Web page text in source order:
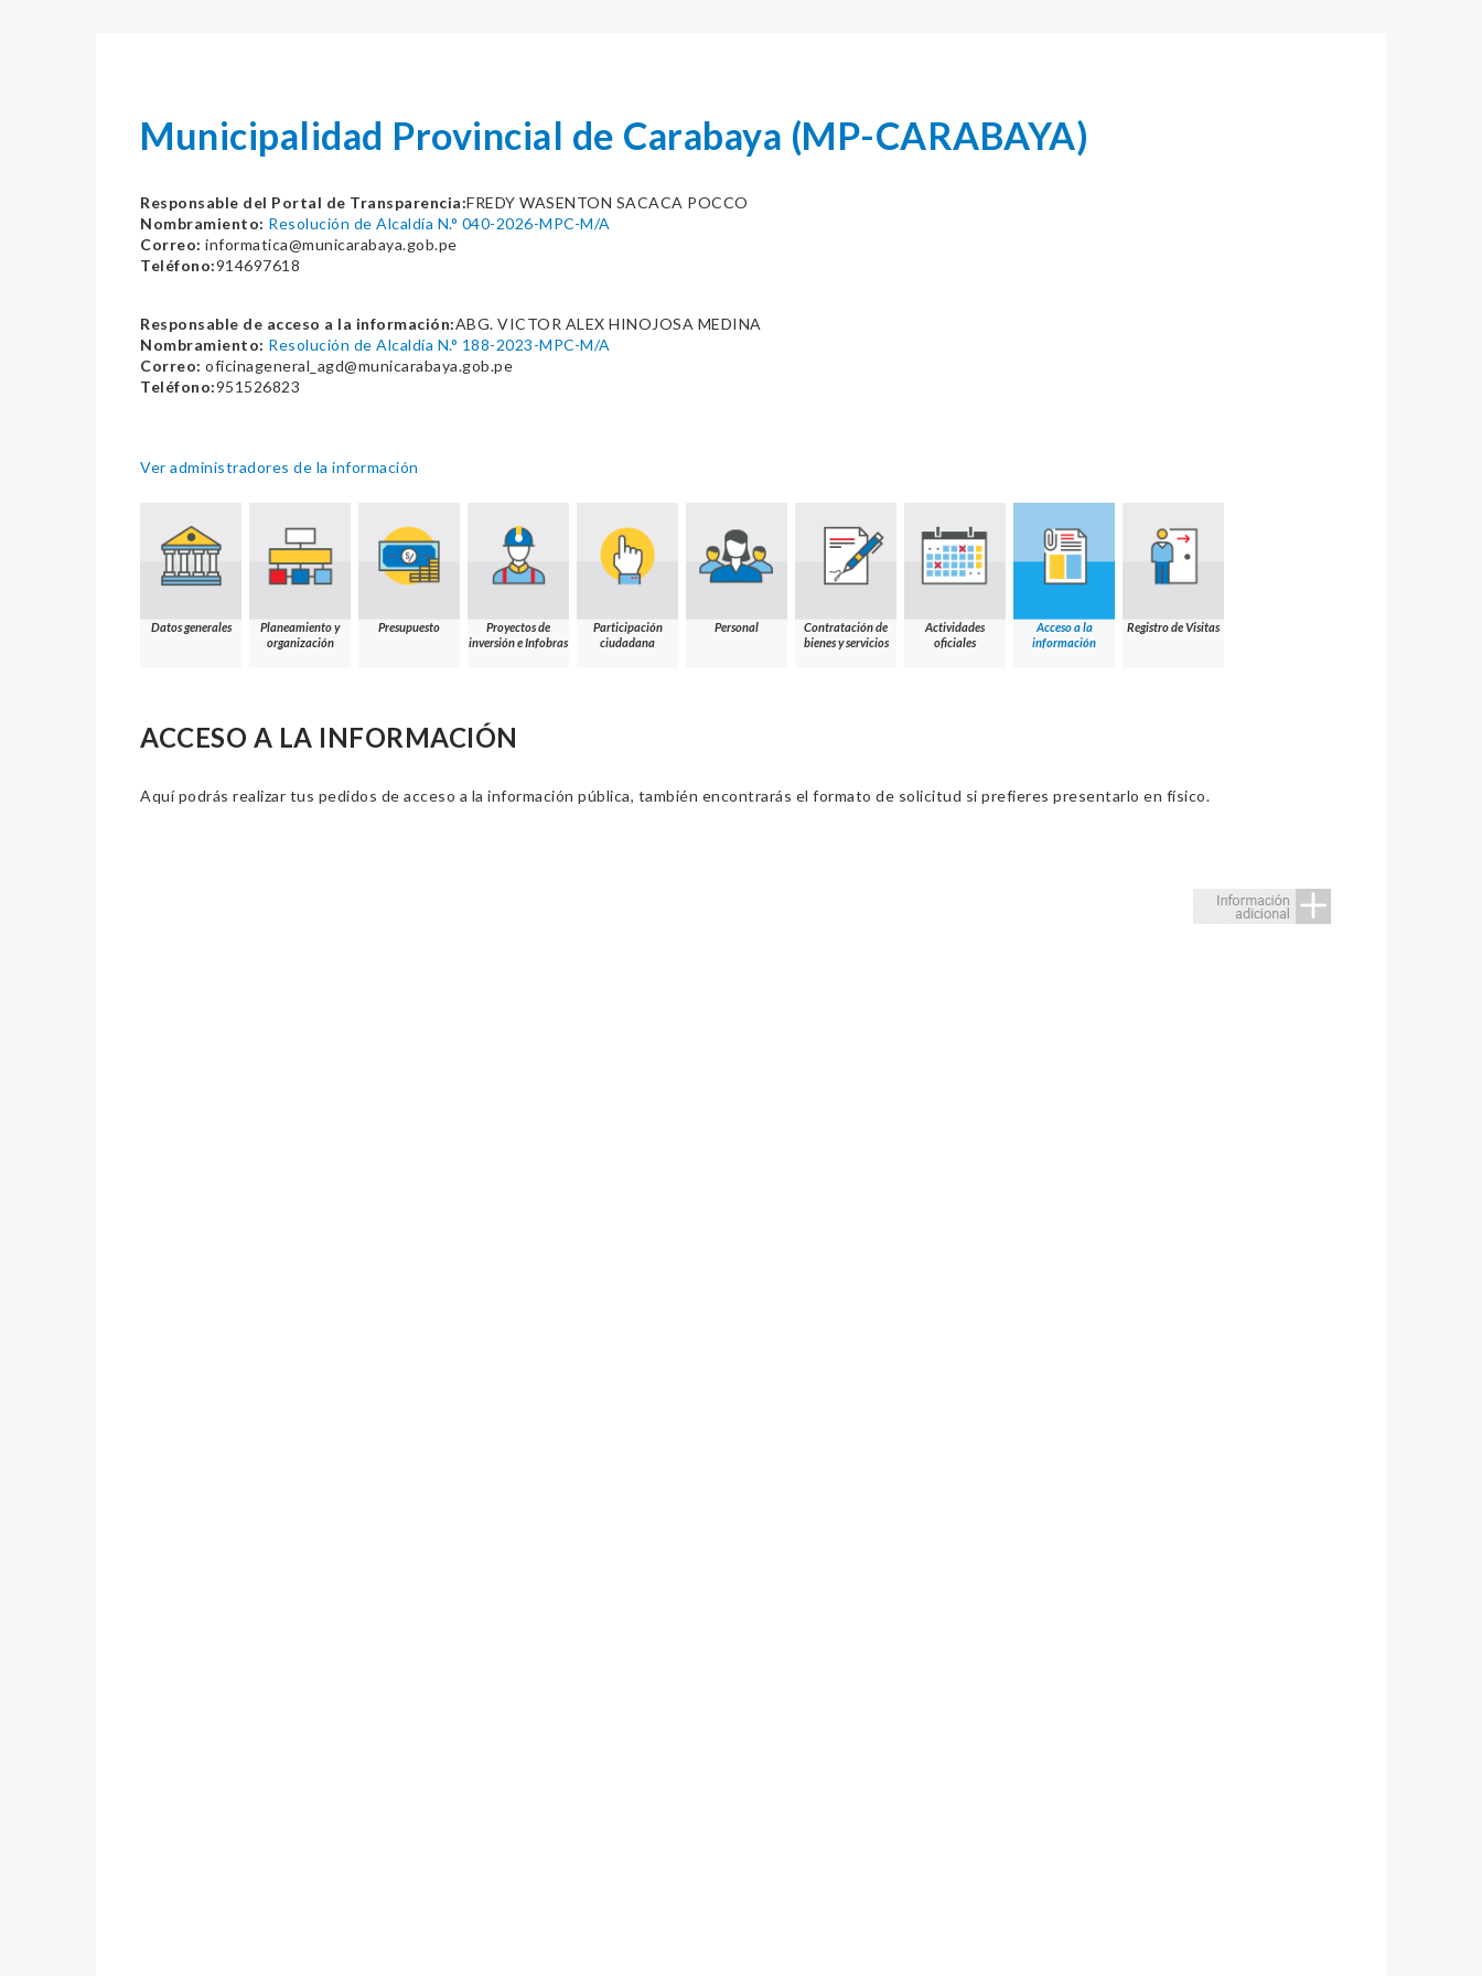
Municipalidad Provincial de Carabaya (MP-CARABAYA)
Responsable del Portal de Transparencia:FREDY WASENTON SACACA POCCO
Nombramiento: Resolución de Alcaldía N.° 040-2026-MPC-M/A
Correo: informatica@municarabaya.gob.pe
Teléfono:914697618
Responsable de acceso a la información:ABG. VICTOR ALEX HINOJOSA MEDINA
Nombramiento: Resolución de Alcaldía N.° 188-2023-MPC-M/A
Correo: oficinageneral_agd@municarabaya.gob.pe
Teléfono:951526823
Ver administradores de la información
Datos generales
Planeamiento y
organización
Presupuesto
Proyectos de
inversión e Infobras
Participación
ciudadana
Personal
Contratación de
bienes y servicios
Actividades
oficiales
Acceso a la
información
Registro de Visitas
ACCESO A LA INFORMACIÓN
Aquí podrás realizar tus pedidos de acceso a la información pública, también encontrarás el formato de solicitud si prefieres presentarlo en físico.